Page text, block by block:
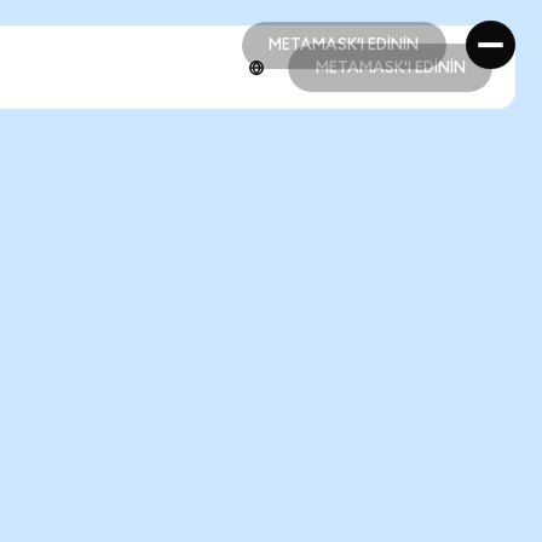
METAMASK'I EDİNİN
METAMASK'I EDİNİN
METAMASK'I EDİNİN